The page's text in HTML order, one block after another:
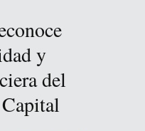
y
del